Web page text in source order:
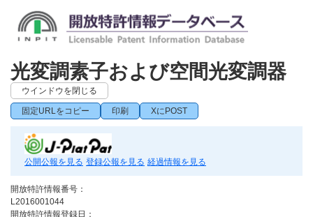
光変調素子および空間光変調器
ウインドウを閉じる
固定URLをコピー 印刷 XにPOST
公開公報を見る 登録公報を見る 経過情報を見る
開放特許情報番号：
L2016001044
開放特許情報登録日：